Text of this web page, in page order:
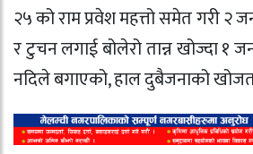
२५ को राम प्रवेश महत्तो समेत गरी २
र टुचन लगाई बोलेरो तान्न खोज्दा १
नदिले बगाएको, हाल दुबैजनाको